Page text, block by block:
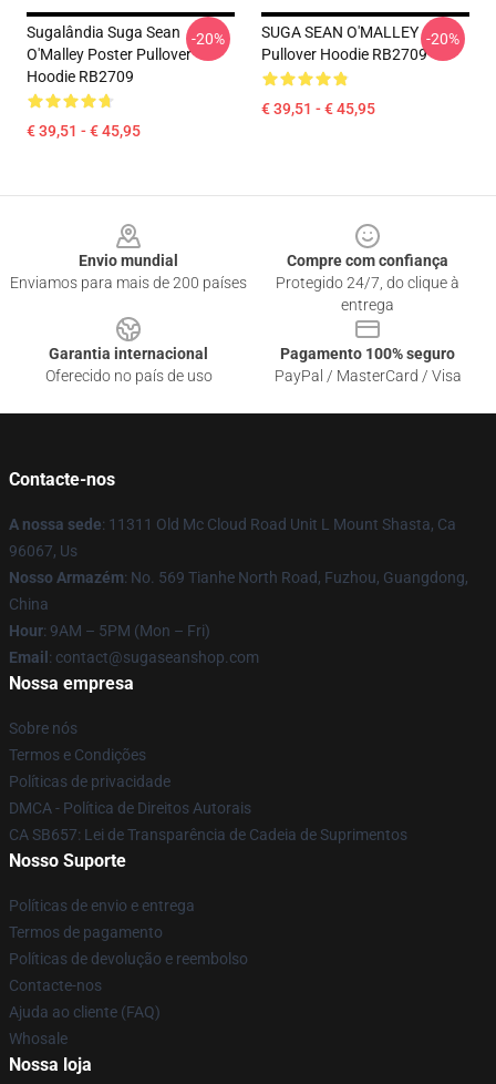
Sugalândia Suga Sean
O'Malley Poster Pullover
Hoodie RB2709
€ 39,51 - € 45,95
-20%
SUGA SEAN O'MALLEY
Pullover Hoodie RB2709
€ 39,51 - € 45,95
-20%
Envio mundial
Enviamos para mais de 200 países
Compre com confiança
Protegido 24/7, do clique à
entrega
Garantia internacional
Oferecido no país de uso
Pagamento 100% seguro
PayPal / MasterCard / Visa
Contacte-nos
A nossa sede: 11311 Old Mc Cloud Road Unit L Mount Shasta, Ca
96067, Us
Nosso Armazém: No. 569 Tianhe North Road, Fuzhou, Guangdong,
China
Hour: 9AM – 5PM (Mon – Fri)
Email : contact@sugaseanshop.com
Nossa empresa
Sobre nós
Termos e Condições
Políticas de privacidade
DMCA - Política de Direitos Autorais
CA SB657: Lei de Transparência de Cadeia de Suprimentos
Nosso Suporte
Políticas de envio e entrega
Termos de pagamento
Políticas de devolução e reembolso
Contacte-nos
Ajuda ao cliente (FAQ)
Whosale
Nossa loja